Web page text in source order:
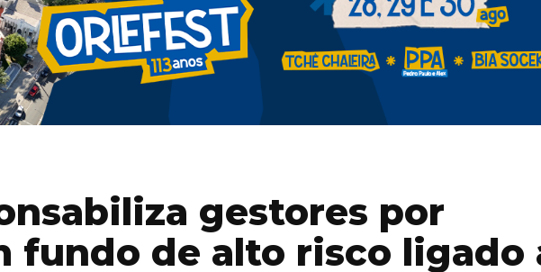
gestores por
fundo de alto risco ligado